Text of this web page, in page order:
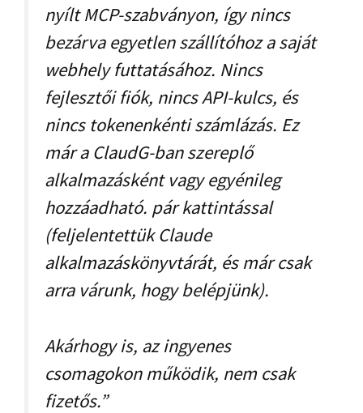
nyílt MCP-szabványon, így nincs
bezárva egyetlen szállítóhoz a saját
webhely futtatásához. Nincs
fejlesztői fiók, nincs API-kulcs, és
nincs tokenenkénti számlázás. Ez
már a ClaudG-ban szereplő
alkalmazásként vagy egyénileg
hozzáadható. pár kattintással
(feljelentettük Claude
alkalmazáskönyvtárát, és már csak
arra várunk, hogy belépjünk).
Akárhogy is, az ingyenes
csomagokon működik, nem csak
fizetős.”